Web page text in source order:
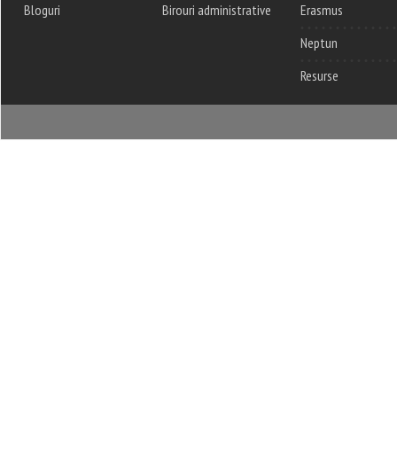
Bloguri
Birouri administrative
Erasmus
Neptun
Resurse